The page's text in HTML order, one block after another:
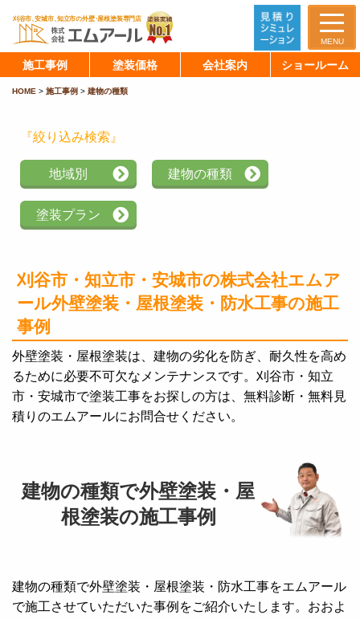
MENU
施工事例 塗装価格 会社案内 ショールーム
HOME > 施工事例 > 建物の種類
『絞り込み検索』
地域別 建物の種類
塗装プラン
刈谷市・知立市・安城市の株式会社エムア
ール外壁塗装・屋根塗装・防水工事の施工
事例
外壁塗装・屋根塗装は、建物の劣化を防ぎ、耐久性を高め
るために必要不可欠なメンテナンスです。刈谷市・知立
市・安城市で塗装工事をお探しの方は、無料診断・無料見
積りのエムアールにお問合せください。
建物の種類で外壁塗装・屋
根塗装の施工事例
建物の種類で外壁塗装・屋根塗装・防水工事をエムアール
で施工させていただいた事例をご紹介いたします。おおよ